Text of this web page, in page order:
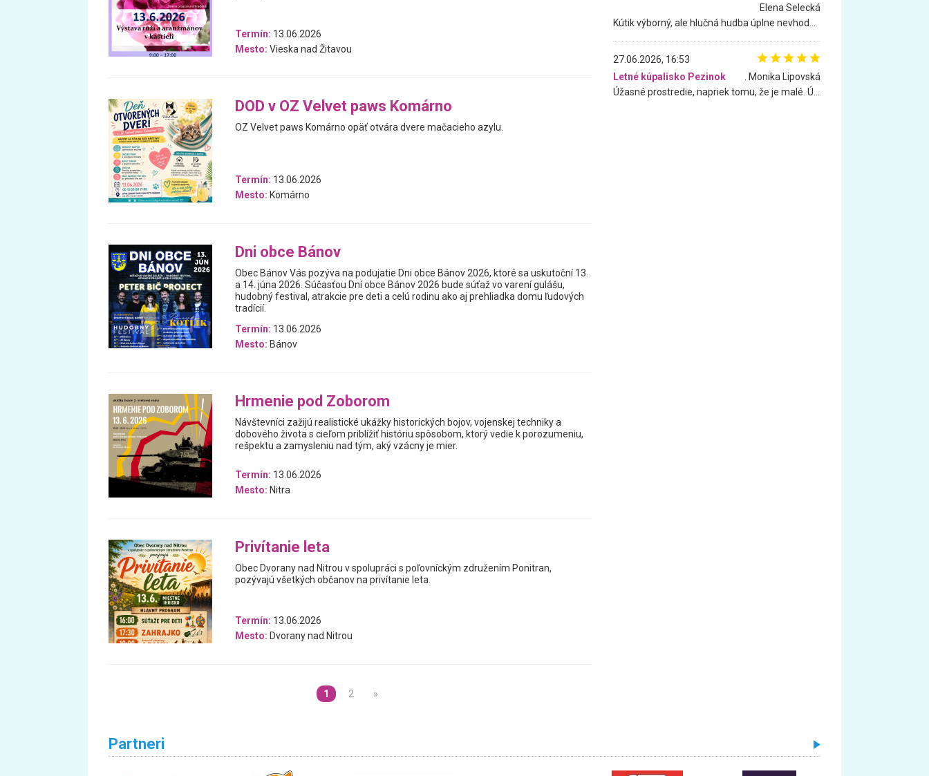
Termín: 13.06.2026
Mesto: Vieska nad Žitavou
DOD v OZ Velvet paws Komárno
OZ Velvet paws Komárno opäť otvára dvere mačacieho azylu.
Termín: 13.06.2026
Mesto: Komárno
Dni obce Bánov
Obec Bánov Vás pozýva na podujatie Dni obce Bánov 2026, ktoré sa uskutoční 13.
a 14. júna 2026. Súčasťou Dní obce Bánov 2026 bude súťaž vo varení gulášu,
hudobný festival, atrakcie pre deti a celú rodinu ako aj prehliadka domu ľudových
tradícií.
Termín: 13.06.2026
Mesto: Bánov
Hrmenie pod Zoborom
Návštevníci zažijú realistické ukážky historických bojov, vojenskej techniky a
dobového života s cieľom priblížiť históriu spôsobom, ktorý vedie k porozumeniu,
rešpektu a zamysleniu nad tým, aký vzácny je mier.
Termín: 13.06.2026
Mesto: Nitra
Privítanie leta
Obec Dvorany nad Nitrou v spolupráci s poľovníckým združením Ponitran,
pozývajú všetkých občanov na privítanie leta.
Termín: 13.06.2026
Mesto: Dvorany nad Nitrou
1 2 »
Elena Selecká
27.06.2026, 16:53
Letné kúpalisko Pezinok
. Monika Lipovská
Partneri